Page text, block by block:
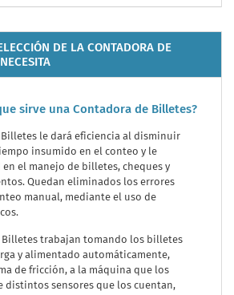
DE LA CONTADORA DE
sirve una Contadora de Billetes?
le dará eficiencia al disminuir
insumido en el conteo y le
el manejo de billetes, cheques y
Quedan eliminados los errores
manual, mediante el uso de
Billetes trabajan tomando los billetes
y alimentado automáticamente,
de fricción, a la máquina que los
distintos sensores que los cuentan,